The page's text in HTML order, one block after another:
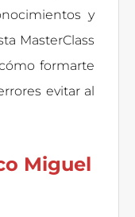
y
MasterClass
formarte
evitar al
Miguel